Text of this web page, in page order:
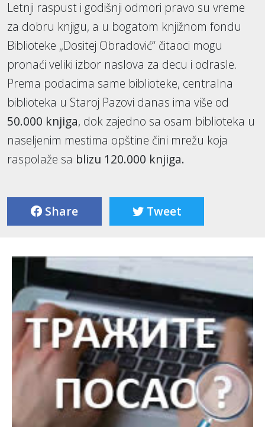
Letnji raspust i godišnji odmori pravo su vreme
za dobru knjigu, a u bogatom knjižnom fondu
Biblioteke „Dositej Obradović“ čitaoci mogu
pronaći veliki izbor naslova za decu i odrasle.
Prema podacima same biblioteke, centralna
biblioteka u Staroj Pazovi danas ima više od
50.000 knjiga, dok zajedno sa osam biblioteka u
naseljenim mestima opštine čini mrežu koja
raspolaže sa blizu 120.000 knjiga.
Share Tweet